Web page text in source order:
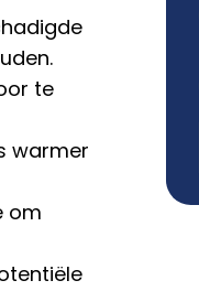
te
warmer
om